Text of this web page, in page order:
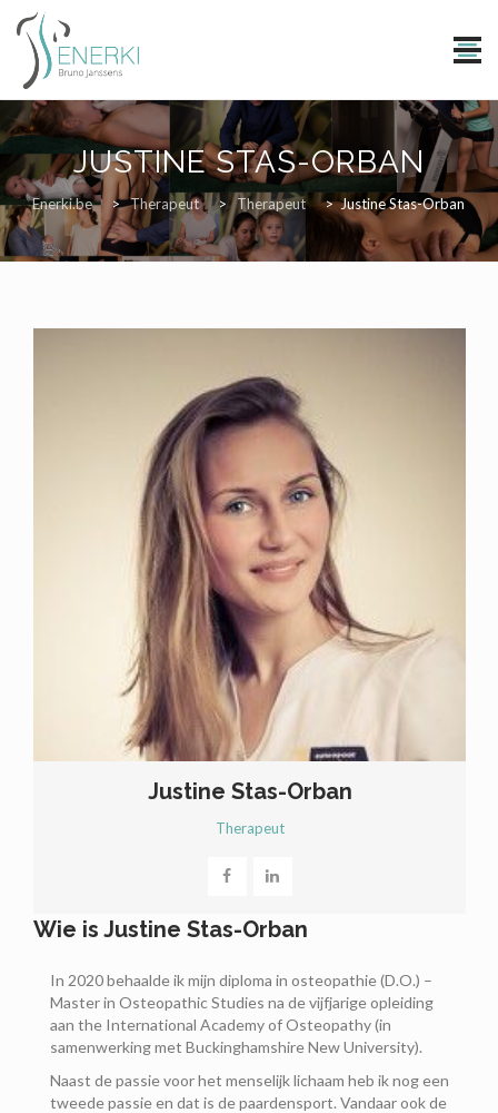
Skip
to
contentJUSTINE STAS-ORBAN
Enerki.be > Therapeut > Therapeut >Justine Stas-Orban
Justine Stas-Orban
Therapeut
Wie is Justine Stas-Orban
In 2020 behaalde ik mijn diploma in osteopathie (D.O.) –
Master in Osteopathic Studies na de vijfjarige opleiding
aan the International Academy of Osteopathy (in
samenwerking met Buckinghamshire New University).
Naast de passie voor het menselijk lichaam heb ik nog een
tweede passie en dat is de paardensport. Vandaar ook de